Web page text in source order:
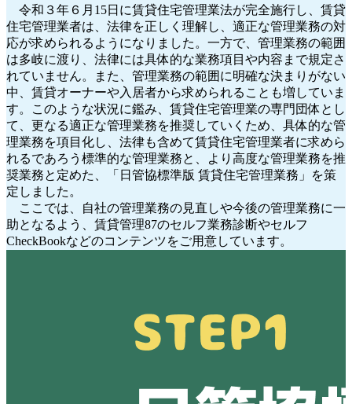
令和３年６月15日に賃貸住宅管理業法が完全施行し、賃貸
住宅管理業者は、法律を正しく理解し、適正な管理業務の対
応が求められるようになりました。一方で、管理業務の範囲
は多岐に渡り、法律には具体的な業務項目や内容まで規定さ
れていません。また、管理業務の範囲に明確な決まりがない
中、賃貸オーナーや入居者から求められることも増していま
す。このような状況に鑑み、賃貸住宅管理業の専門団体とし
て、更なる適正な管理業務を推奨していくため、具体的な管
理業務を項目化し、法律も含めて賃貸住宅管理業者に求めら
れるであろう標準的な管理業務と、より高度な管理業務を推
奨業務と定めた、「日管協標準版 賃貸住宅管理業務」を策
定しました。
ここでは、自社の管理業務の見直しや今後の管理業務に一
助となるよう、賃貸管理87のセルフ業務診断やセルフ
CheckBookなどのコンテンツをご用意しています。